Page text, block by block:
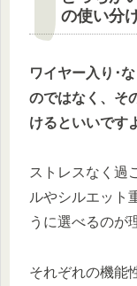
の使い分
ワイヤー入り･
のではなく、そ
けるといいです
ストレスなく過
ルやシルエット
うに選べるのが
それぞれの機能